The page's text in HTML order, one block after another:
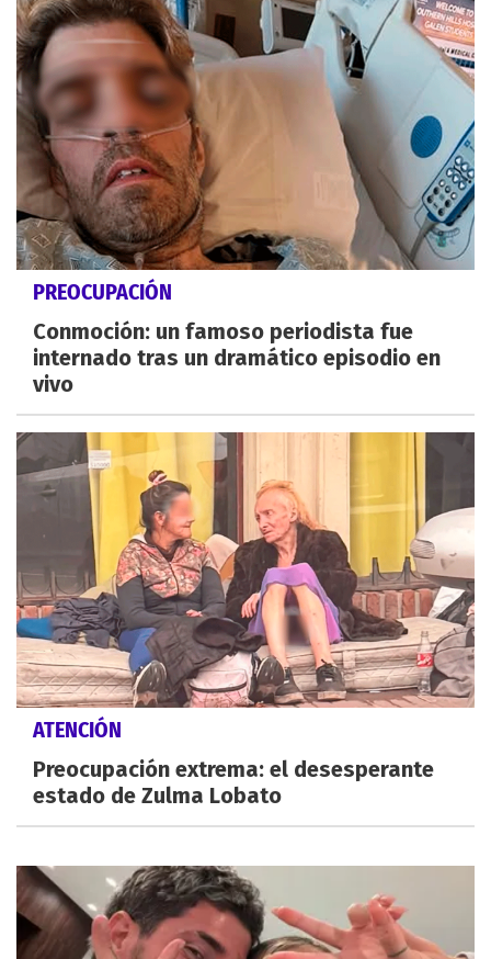
PREOCUPACIÓN
Conmoción: un famoso periodista fue
internado tras un dramático episodio en
vivo
ATENCIÓN
Preocupación extrema: el desesperante
estado de Zulma Lobato